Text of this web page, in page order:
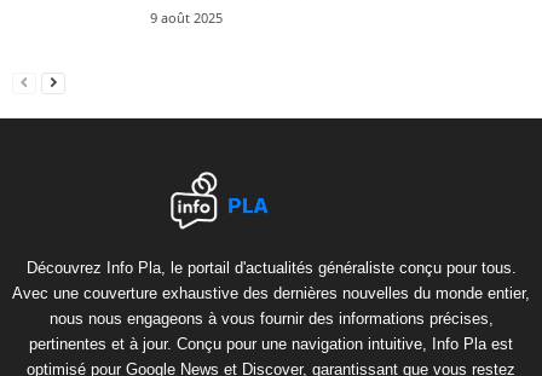
9 août 2025
Découvrez Info Pla, le portail d'actualités généraliste conçu pour tous.
Avec une couverture exhaustive des dernières nouvelles du monde entier,
nous nous engageons à vous fournir des informations précises,
pertinentes et à jour. Conçu pour une navigation intuitive, Info Pla est
optimisé pour Google News et Discover, garantissant que vous restez